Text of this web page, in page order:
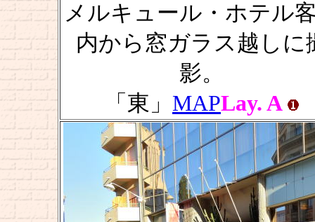
メルキュール・ホテル
内から窓ガラス越しに
影。
「東」 MAPLay. A